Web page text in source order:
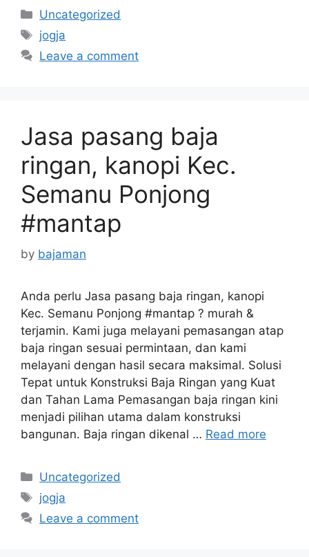
Categories
Uncategorized
Tags
jogja
Leave a comment
Jasa pasang baja
ringan, kanopi Kec.
Semanu Ponjong
#mantap
by bajaman
Anda perlu Jasa pasang baja ringan, kanopi
Kec. Semanu Ponjong #mantap ? murah &
terjamin. Kami juga melayani pemasangan atap
baja ringan sesuai permintaan, dan kami
melayani dengan hasil secara maksimal. Solusi
Tepat untuk Konstruksi Baja Ringan yang Kuat
dan Tahan Lama Pemasangan baja ringan kini
menjadi pilihan utama dalam konstruksi
bangunan. Baja ringan dikenal … Read more
Categories
Uncategorized
Tags
jogja
Leave a comment